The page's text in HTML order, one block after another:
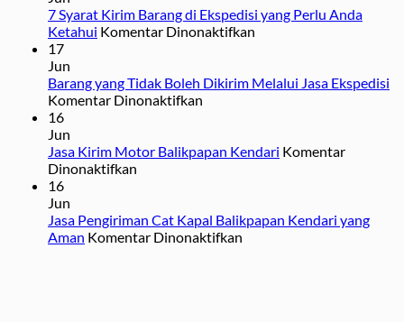
7 Syarat Kirim Barang di Ekspedisi yang Perlu Anda
Ketahui Komentar Dinonaktifkan
Kirim
yang
17
Jun
Barang yang Tidak Boleh Dikirim Melalui Jasa Ekspedisi
Komentar Dinonaktifkan
Tidak
Jasa
Ekspedisi
16
Jun
Jasa Kirim Motor Balikpapan Kendari Komentar
Dinonaktifkan
Motor
Balikpapan
16
Jun
Jasa Pengiriman Cat Kapal Balikpapan Kendari yang
Aman Komentar Dinonaktifkan